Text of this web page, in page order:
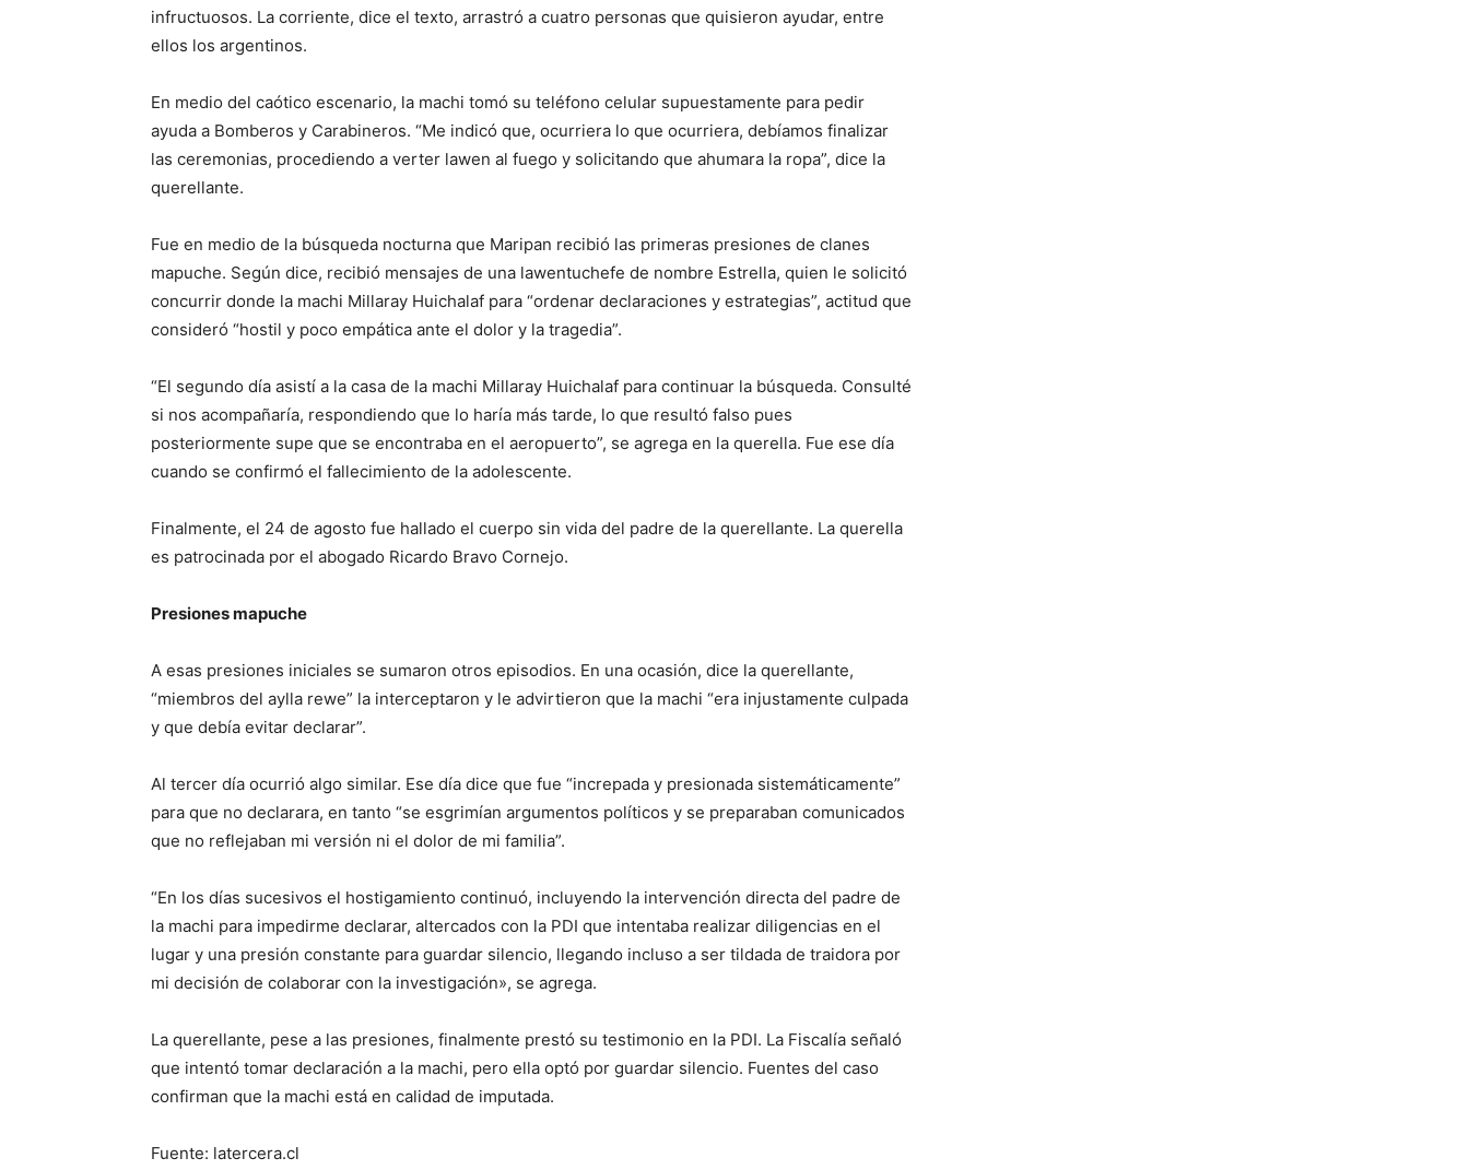
infructuosos. La corriente, dice el texto, arrastró a cuatro personas que quisieron ayudar, entre
ellos los argentinos.
En medio del caótico escenario, la machi tomó su teléfono celular supuestamente para pedir
ayuda a Bomberos y Carabineros. “Me indicó que, ocurriera lo que ocurriera, debíamos finalizar
las ceremonias, procediendo a verter lawen al fuego y solicitando que ahumara la ropa”, dice la
querellante.
Fue en medio de la búsqueda nocturna que Maripan recibió las primeras presiones de clanes
mapuche. Según dice, recibió mensajes de una lawentuchefe de nombre Estrella, quien le solicitó
concurrir donde la machi Millaray Huichalaf para “ordenar declaraciones y estrategias”, actitud que
consideró “hostil y poco empática ante el dolor y la tragedia”.
“El segundo día asistí a la casa de la machi Millaray Huichalaf para continuar la búsqueda. Consulté
si nos acompañaría, respondiendo que lo haría más tarde, lo que resultó falso pues
posteriormente supe que se encontraba en el aeropuerto”, se agrega en la querella. Fue ese día
cuando se confirmó el fallecimiento de la adolescente.
Finalmente, el 24 de agosto fue hallado el cuerpo sin vida del padre de la querellante. La querella
es patrocinada por el abogado Ricardo Bravo Cornejo.
Presiones mapuche
A esas presiones iniciales se sumaron otros episodios. En una ocasión, dice la querellante,
“miembros del aylla rewe” la interceptaron y le advirtieron que la machi “era injustamente culpada
y que debía evitar declarar”.
Al tercer día ocurrió algo similar. Ese día dice que fue “increpada y presionada sistemáticamente”
para que no declarara, en tanto “se esgrimían argumentos políticos y se preparaban comunicados
que no reflejaban mi versión ni el dolor de mi familia”.
“En los días sucesivos el hostigamiento continuó, incluyendo la intervención directa del padre de
la machi para impedirme declarar, altercados con la PDI que intentaba realizar diligencias en el
lugar y una presión constante para guardar silencio, llegando incluso a ser tildada de traidora por
mi decisión de colaborar con la investigación», se agrega.
La querellante, pese a las presiones, finalmente prestó su testimonio en la PDI. La Fiscalía señaló
que intentó tomar declaración a la machi, pero ella optó por guardar silencio. Fuentes del caso
confirman que la machi está en calidad de imputada.
Fuente: latercera.cl